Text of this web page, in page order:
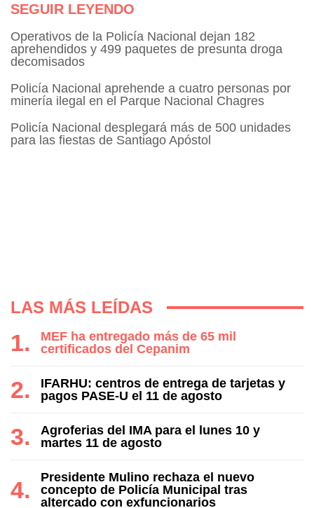
SEGUIR LEYENDO
Operativos de la Policía Nacional dejan 182
aprehendidos y 499 paquetes de presunta droga
decomisados
Policía Nacional aprehende a cuatro personas por
minería ilegal en el Parque Nacional Chagres
Policía Nacional desplegará más de 500 unidades
para las fiestas de Santiago Apóstol
LAS MÁS LEÍDAS
MEF ha entregado más de 65 mil
certificados del Cepanim
IFARHU: centros de entrega de tarjetas y
pagos PASE-U el 11 de agosto
Agroferias del IMA para el lunes 10 y
martes 11 de agosto
Presidente Mulino rechaza el nuevo
concepto de Policía Municipal tras
altercado con exfuncionarios